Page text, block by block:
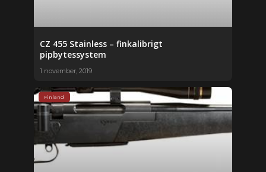
CZ 455 Stainless – finkalibrigt
pipbytessystem
1 november, 2019
Finland